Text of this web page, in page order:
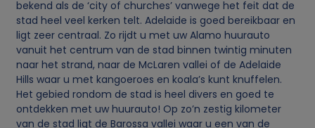
bekend als de ‘city of churches’ vanwege het feit dat de
stad heel veel kerken telt. Adelaide is goed bereikbaar en
ligt zeer centraal. Zo rijdt u met uw Alamo huurauto
vanuit het centrum van de stad binnen twintig minuten
naar het strand, naar de McLaren vallei of de Adelaide
Hills waar u met kangoeroes en koala’s kunt knuffelen.
Het gebied rondom de stad is heel divers en goed te
ontdekken met uw huurauto! Op zo’n zestig kilometer
van de stad ligt de Barossa vallei waar u een van de
n
s
e